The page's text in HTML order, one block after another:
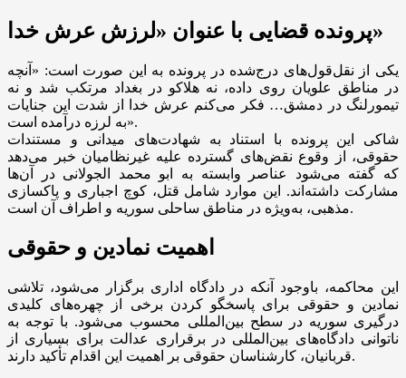
پرونده قضایی با عنوان «لرزش عرش خدا»
یکی از نقل‌قول‌های درج‌شده در پرونده به این صورت است: «آنچه
در مناطق علویان روی داده، نه هلاکو در بغداد مرتکب شد و نه
تیمورلنگ در دمشق… فکر می‌کنم عرش خدا از شدت این جنایات
به لرزه درآمده است».
شاکی این پرونده با استناد به شهادت‌های میدانی و مستندات
حقوقی، از وقوع نقض‌های گسترده علیه غیرنظامیان خبر می‌دهد
که گفته می‌شود عناصر وابسته به ابو محمد الجولانی در آن‌ها
مشارکت داشته‌اند. این موارد شامل قتل، کوچ اجباری و پاکسازی
مذهبی، به‌ویژه در مناطق ساحلی سوریه و اطراف آن است.
اهمیت نمادین و حقوقی
این محاکمه، باوجود آنکه در دادگاه اداری برگزار می‌شود، تلاشی
نمادین و حقوقی برای پاسخگو کردن برخی از چهره‌های کلیدی
درگیری سوریه در سطح بین‌المللی محسوب می‌شود. با توجه به
ناتوانی دادگاه‌های بین‌المللی در برقراری عدالت برای بسیاری از
قربانیان، کارشناسان حقوقی بر اهمیت این اقدام تأکید دارند.